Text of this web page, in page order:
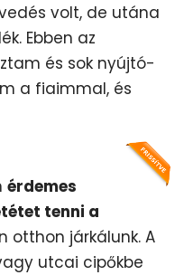
volt, de utána
Ebben az
és sok nyújtó-
a fiaimmal, és
érdemes
tenni a
otthon járkálunk. A
utcai cipőkbe